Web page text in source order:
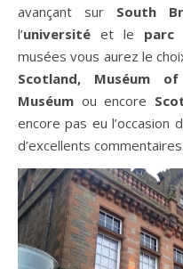
avançant sur South
l’université et le parc
musées vous aurez le
Scotland, Muséum of
Muséum ou encore
encore pas eu
d’excellents commentaires.